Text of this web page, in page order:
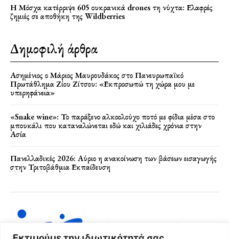
Η Μόσχα κατέρριψε 605 ουκρανικά drones τη νύχτα: Ελαφρές
ζημιές σε αποθήκη της Wildberries
Δημοφιλή άρθρα
Ασημένιος ο Μάριος Μαυρουδάκος στο Πανευρωπαϊκό
Πρωτάθλημα Ζίου Ζίτσου: «Εκπροσωπώ τη χώρα μου με
υπερηφάνεια»
«Snake wine»: Το παράξενο αλκοολούχο ποτό με φίδια μέσα στο
μπουκάλι που καταναλώνεται εδώ και χιλιάδες χρόνια στην
Ασία
Πανελλαδικές 2026: Αύριο η ανακοίνωση των βάσεων εισαγωγής
στην Τριτοβάθμια Εκπαίδευση